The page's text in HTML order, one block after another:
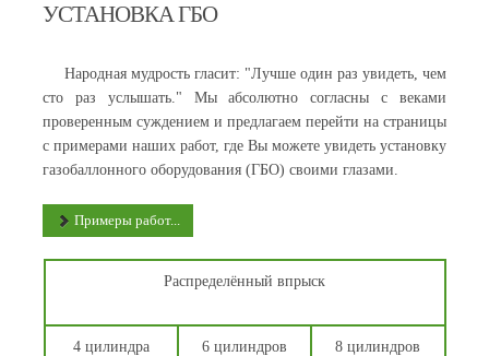
УСТАНОВКА ГБО
Народная мудрость гласит: "Лучше один раз увидеть, чем
сто раз услышать." Мы абсолютно согласны с веками
проверенным суждением и предлагаем перейти на страницы
с примерами наших работ, где Вы можете увидеть установку
газобаллонного оборудования (ГБО) своими глазами.
Примеры работ...
Распределённый впрыск
4 цилиндра 6 цилиндров 8 цилиндров